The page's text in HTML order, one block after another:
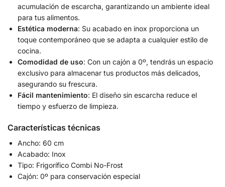
acumulación de escarcha, garantizando un ambiente ideal
para tus alimentos.
Estética moderna: Su acabado en inox proporciona un
toque contemporáneo que se adapta a cualquier estilo de
cocina.
Comodidad de uso: Con un cajón a 0º, tendrás un espacio
exclusivo para almacenar tus productos más delicados,
asegurando su frescura.
Fácil mantenimiento: El diseño sin escarcha reduce el
tiempo y esfuerzo de limpieza.
Características técnicas
Ancho: 60 cm
Acabado: Inox
Tipo: Frigorífico Combi No-Frost
Cajón: 0º para conservación especial